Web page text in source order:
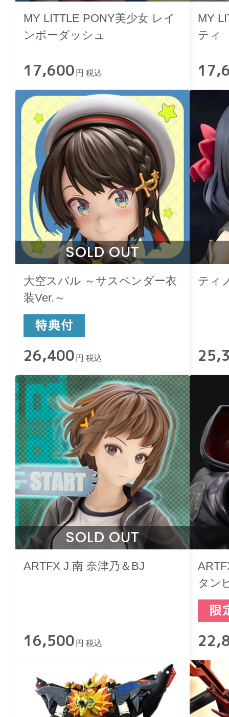
MY LITTLE PONY美少女 レイ
ンボーダッシュ
17,600 円 税込
MY
ティ
SOLD OUT
大空スバル ～サスペンダー衣
装Ver.～
26,400 円 税込
ティ
SOLD OUT
ARTFX J 南 奈津乃＆BJ
16,500 円 税込
タン
Ver.